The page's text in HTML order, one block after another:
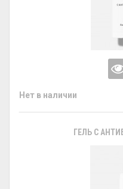
Нет в наличии
ГЕЛЬ С